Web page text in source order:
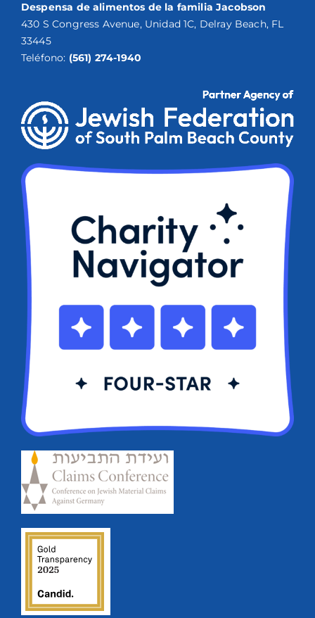
Despensa de alimentos de la familia Jacobson
430 S Congress Avenue, Unidad 1C, Delray Beach, FL
33445
Teléfono: (561) 274-1940